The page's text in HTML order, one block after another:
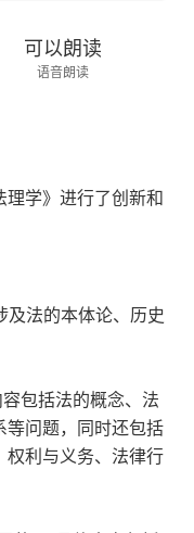
可以朗读
语音朗读
学》进行了创新和
及法的本体论、历史
包括法的概念、法
等问题，同时还包括
权利与义务、法律行